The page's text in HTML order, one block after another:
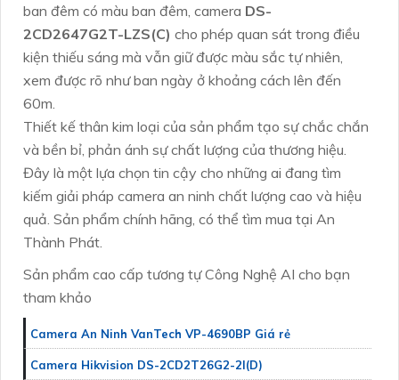
ban đêm có màu ban đêm, camera DS-
2CD2647G2T-LZS(C) cho phép quan sát trong điều
kiện thiếu sáng mà vẫn giữ được màu sắc tự nhiên,
xem được rõ như ban ngày ở khoảng cách lên đến
60m.
Thiết kế thân kim loại của sản phẩm tạo sự chắc chắn
và bền bỉ, phản ánh sự chất lượng của thương hiệu.
Đây là một lựa chọn tin cậy cho những ai đang tìm
kiếm giải pháp camera an ninh chất lượng cao và hiệu
quả. Sản phẩm chính hãng, có thể tìm mua tại An
Thành Phát.
Sản phẩm cao cấp tương tự Công Nghệ AI cho bạn
tham khảo
Camera An Ninh VanTech VP-4690BP Giá rẻ
Camera Hikvision DS-2CD2T26G2-2I(D)